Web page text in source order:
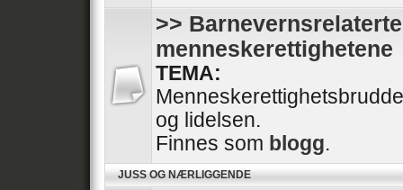
>>
menneskerettighetene
TEMA:
og lidelsen.
Finnes som blogg.
JUSS OG NÆRLIGGENDE